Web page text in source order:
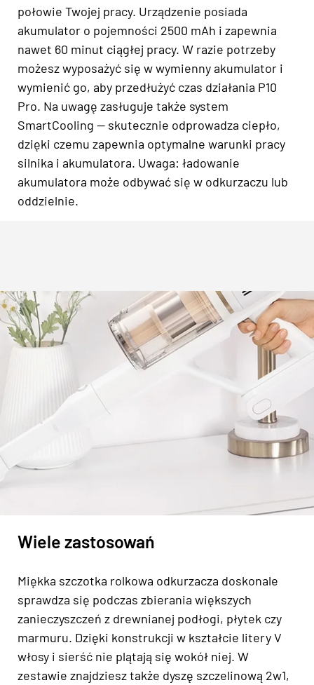
połowie Twojej pracy. Urządzenie posiada
akumulator o pojemności 2500 mAh i zapewnia
nawet 60 minut ciągłej pracy. W razie potrzeby
możesz wyposażyć się w wymienny akumulator i
wymienić go, aby przedłużyć czas działania P10
Pro. Na uwagę zasługuje także system
SmartCooling — skutecznie odprowadza ciepło,
dzięki czemu zapewnia optymalne warunki pracy
silnika i akumulatora. Uwaga: ładowanie
akumulatora może odbywać się w odkurzaczu lub
oddzielnie.
Wiele zastosowań
Miękka szczotka rolkowa odkurzacza doskonale
sprawdza się podczas zbierania większych
zanieczyszczeń z drewnianej podłogi, płytek czy
marmuru. Dzięki konstrukcji w kształcie litery V
włosy i sierść nie plątają się wokół niej. W
zestawie znajdziesz także dyszę szczelinową 2w1,